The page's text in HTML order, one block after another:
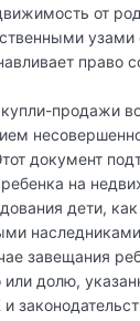
от
право
купли-продажи
документ
на
дети,
завещания
долю,
и